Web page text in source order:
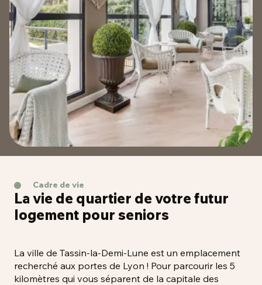
Cadre de vie
La vie de quartier de votre futur
logement pour seniors
La ville de Tassin-la-Demi-Lune est un emplacement
recherché aux portes de Lyon ! Pour parcourir les 5
kilomètres qui vous séparent de la capitale des